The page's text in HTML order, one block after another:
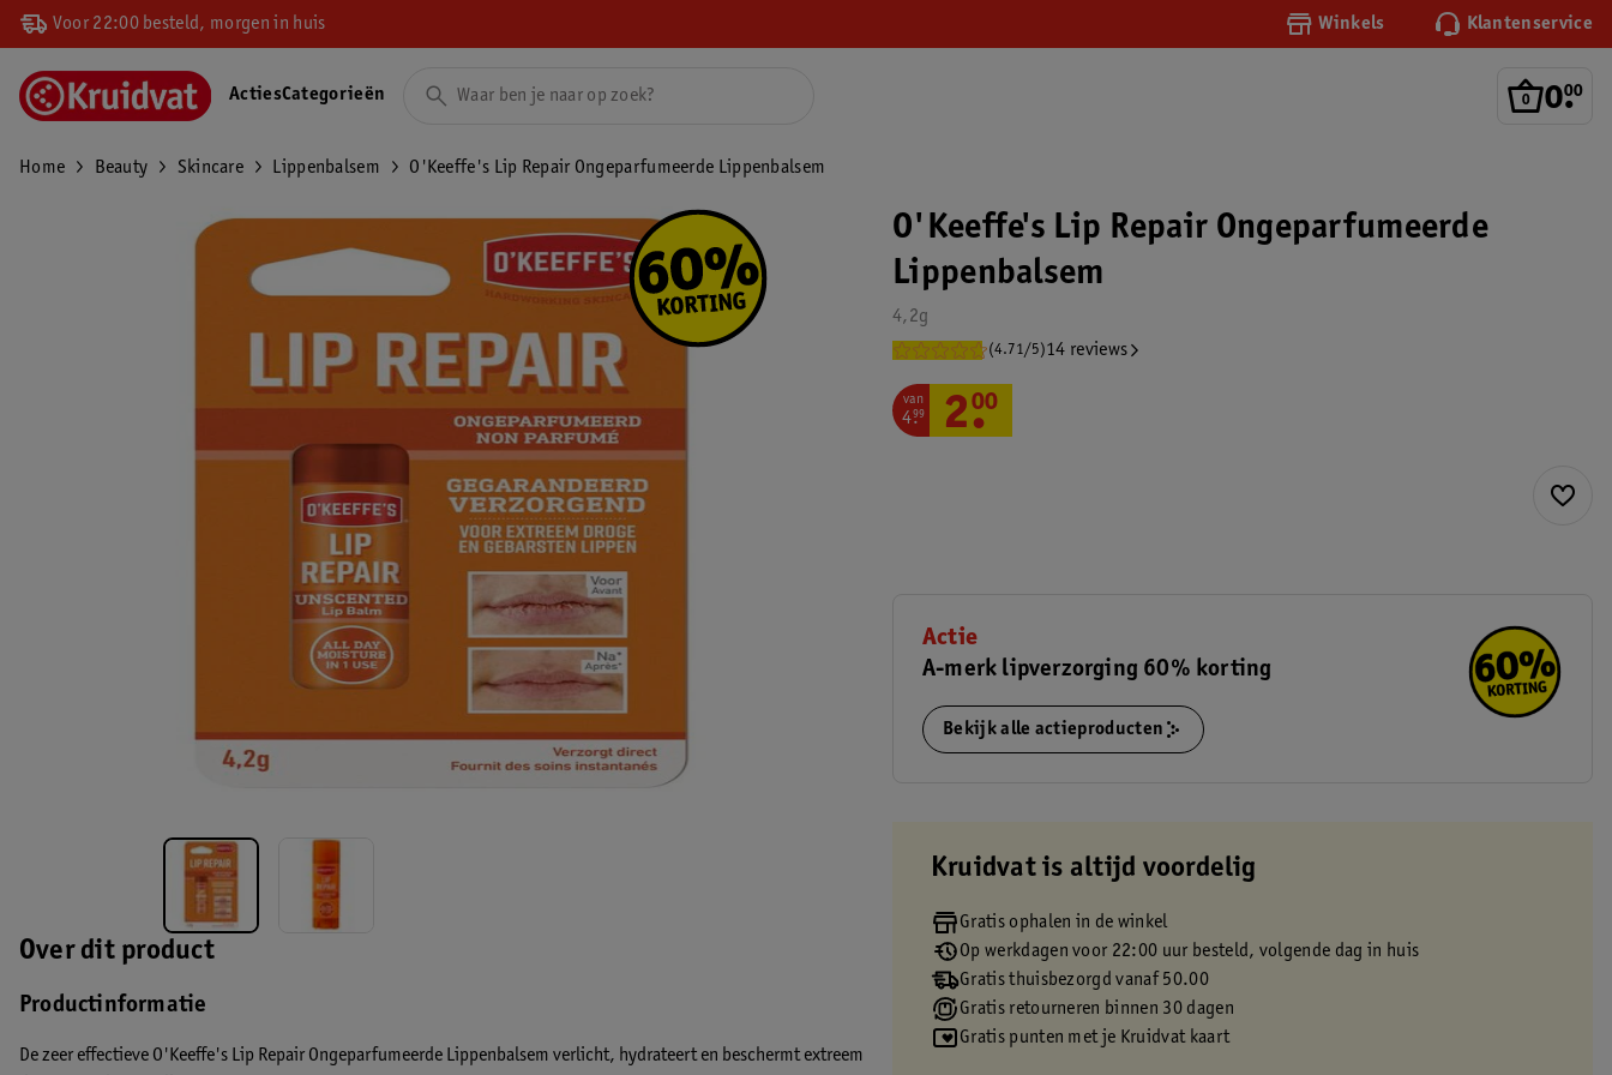
Voor 22:00 besteld, morgen in huis Winkels Klantenservice
0.
00
ActiesCategorieën
Home Beauty Skincare Lippenbalsem O'Keeffe's Lip Repair Ongeparfumeerde Lippenbalsem
Over dit product
Productinformatie
De zeer effectieve O'Keeffe's Lip Repair Ongeparfumeerde Lippenbalsem verlicht, hydrateert en beschermt extreem
O'Keeffe's Lip Repair Ongeparfumeerde
Lippenbalsem
4,2g
(4.71/5)14 reviews
van
4.
99 2.
00
Actie
A-merk lipverzorging 60% korting
Bekijk alle actieproducten
Kruidvat is altijd voordelig
Gratis ophalen in de winkel
Op werkdagen voor 22:00 uur besteld, volgende dag in huis
Gratis thuisbezorgd vanaf 50.00
Gratis retourneren binnen 30 dagen
Gratis punten met je Kruidvat kaart